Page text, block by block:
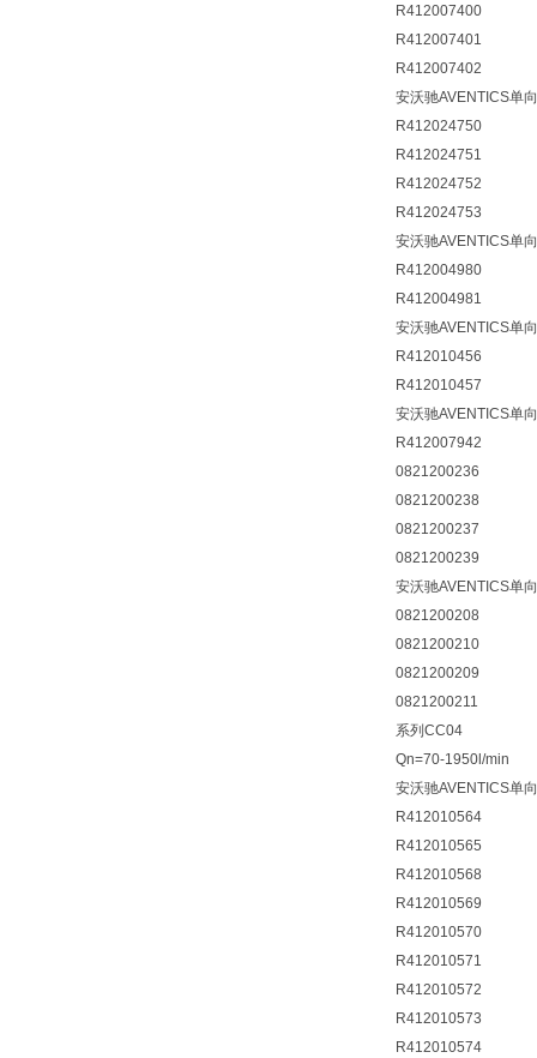
R412007400
R412007401
R412007402
安沃驰AVENTICS单
R412024750
R412024751
R412024752
R412024753
安沃驰AVENTICS单
R412004980
R412004981
安沃驰AVENTICS单
R412010456
R412010457
安沃驰AVENTICS单
R412007942
0821200236
0821200238
0821200237
0821200239
安沃驰AVENTICS单
0821200208
0821200210
0821200209
0821200211
系列CC04
Qn=70-1950l/min
安沃驰AVENTICS单
R412010564
R412010565
R412010568
R412010569
R412010570
R412010571
R412010572
R412010573
R412010574